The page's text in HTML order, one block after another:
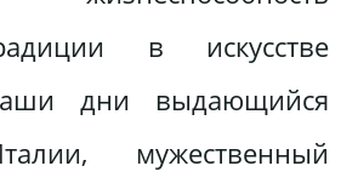
в искусстве
дни выдающийся
мужественный